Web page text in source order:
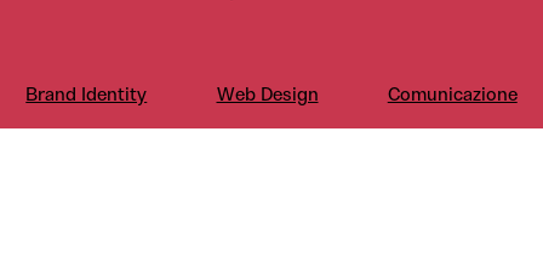
Brand Identity Web Design Comunicazione